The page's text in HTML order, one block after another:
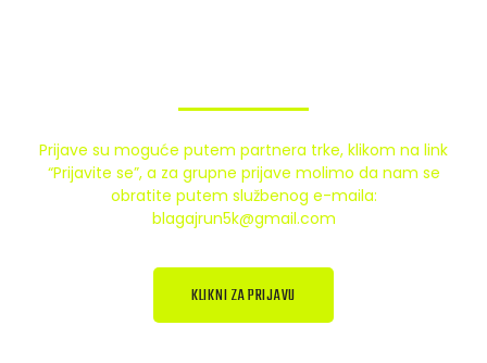
Prijave su moguće putem partnera trke, klikom na link
“Prijavite se”, a za grupne prijave molimo da nam se
obratite putem službenog e-maila:
blagajrun5k@gmail.com
KLIKNI ZA PRIJAVU